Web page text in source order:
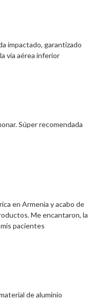
impactado, garantizado
vía aérea inferior
Súper recomendada
en Armenia y acabo de
Me encantaron, la
pacientes
de aluminio